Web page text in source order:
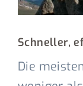
Schneller,
Die